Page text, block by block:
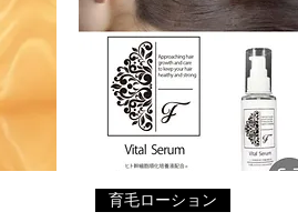
育毛ローション